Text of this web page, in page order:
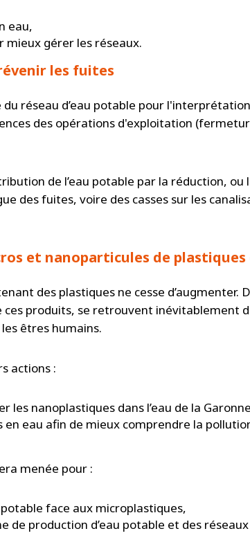
eau,
mieux gérer les réseaux.
les fuites
réseau d’eau potable pour
des opérations d'exploitation
de l’eau potable par la réduction, ou
des fuites, voire des casses sur les
et nanoparticules de plastiques
des plastiques ne cesse d’augmenter.
ces produits, se retrouvent inévitablement
êtres humains.
actions :
les nanoplastiques dans l’eau de la
en eau afin de mieux comprendre la
menée pour :
face aux microplastiques,
de production d’eau potable et des